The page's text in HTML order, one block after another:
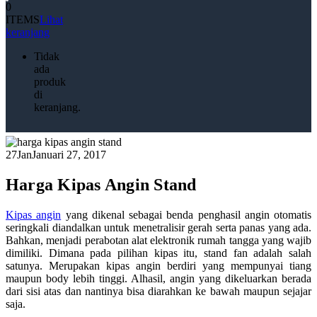
0
ITEMSLihat
keranjang
Tidak
ada
produk
di
keranjang.
27JanJanuari 27, 2017
Harga Kipas Angin Stand
Kipas angin yang dikenal sebagai benda penghasil angin otomatis
seringkali diandalkan untuk menetralisir gerah serta panas yang ada.
Bahkan, menjadi perabotan alat elektronik rumah tangga yang wajib
dimiliki. Dimana pada pilihan kipas itu, stand fan adalah salah
satunya. Merupakan kipas angin berdiri yang mempunyai tiang
maupun body lebih tinggi. Alhasil, angin yang dikeluarkan berada
dari sisi atas dan nantinya bisa diarahkan ke bawah maupun sejajar
saja.